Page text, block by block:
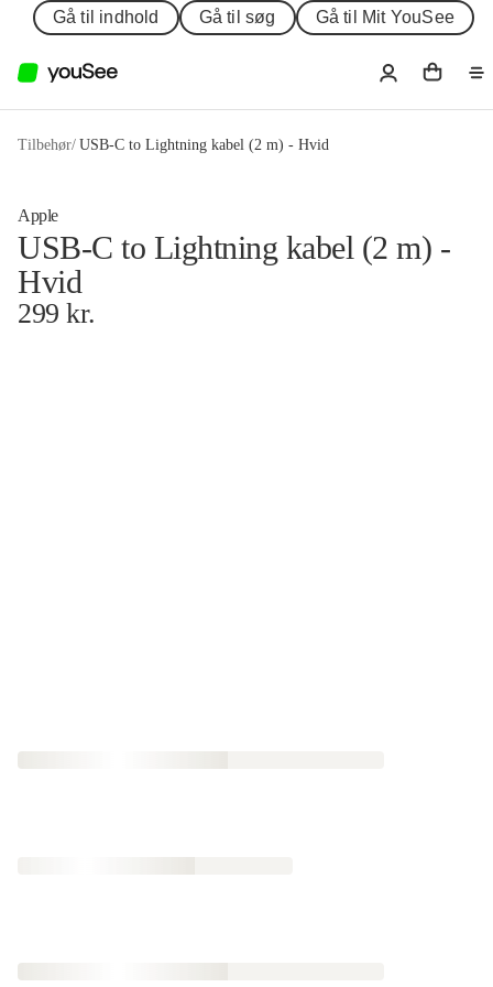
Gå til indhold Gå til søg Gå til Mit YouSee
Tilbehør/ USB-C to Lightning kabel (2 m) - Hvid
Apple
USB-C to Lightning kabel (2 m) -
Hvid
299kr.